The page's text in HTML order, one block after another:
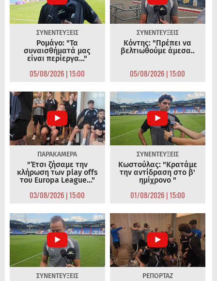
ΣΥΝΕΝΤΕΥΞΕΙΣ
Ρομάνο: "Τα
συναισθήματά μας
είναι περίεργα..."
05/08/2026 | 15:00
ΣΥΝΕΝΤΕΥΞΕΙΣ
Κόντης: "Πρέπει να
βελτιωθούμε άμεσα..
05/08/2026 | 15:00
ΠΑΡΑΚΑΜΕΡΑ
"Έτσι ζήσαμε την
κλήρωση των play offs
του Europa League..."
03/08/2026 | 15:00
ΣΥΝΕΝΤΕΥΞΕΙΣ
Κωστούλας: "Κρατάμε
την αντίδραση στο β'
ημίχρονο "
01/08/2026 | 15:00
ΣΥΝΕΝΤΕΥΞΕΙΣ ΡΕΠΟΡΤΑΖ